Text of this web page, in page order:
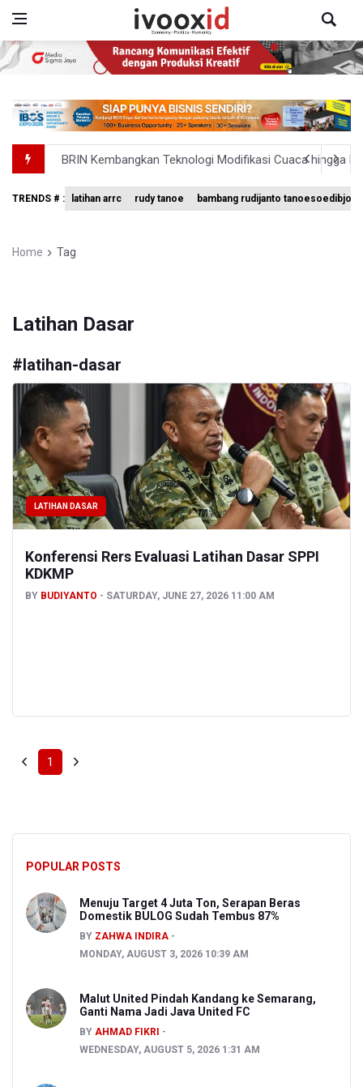
BRIN Kembangkan Teknologi Modifikasi Cuaca hingga
KPK Minta Bambang Rudijanto Tanoesoedibjo
BRIN Sebut Teknologi ANG Berpotensi Hemat Subsidi
TRENDS # : latihan arrc rudy tanoe bambang rudijanto tanoesoedibjo
Home Tag
Latihan Dasar
# latihan-dasar
LATIHAN DASAR
Konferensi Rers Evaluasi Latihan Dasar SPPI
KDKMP
BY BUDIYANTO SATURDAY, JUNE 27, 2026 11:00 AM
1
POPULAR POSTS
Menuju Target 4 Juta Ton, Serapan Beras
Domestik BULOG Sudah Tembus 87%
BY ZAHWA INDIRA
MONDAY, AUGUST 3, 2026 10:39 AM
Malut United Pindah Kandang ke Semarang,
Ganti Nama Jadi Java United FC
BY AHMAD FIKRI
WEDNESDAY, AUGUST 5, 2026 1:31 AM